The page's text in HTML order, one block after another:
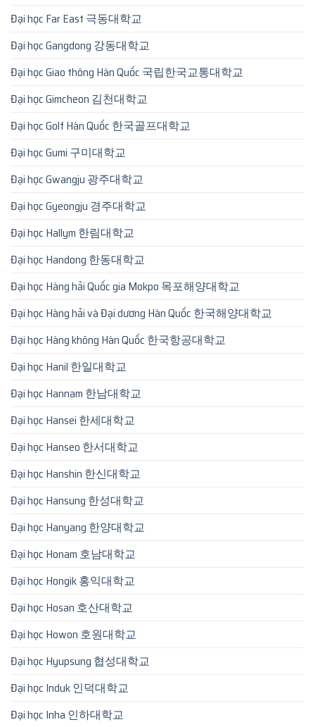
Đại học Far East 극동대학교
Đại học Gangdong 강동대학교
Đại học Giao thông Hàn Quốc 국립한국교통대학교
Đại học Gimcheon 김천대학교
Đại học Golf Hàn Quốc 한국골프대학교
Đại học Gumi 구미대학교
Đại học Gwangju 광주대학교
Đại học Gyeongju 경주대학교
Đại học Hallym 한림대학교
Đại học Handong 한동대학교
Đại học Hàng hải Quốc gia Mokpo 목포해양대학교
Đại học Hàng hải và Đại dương Hàn Quốc 한국해양대학교
Đại học Hàng không Hàn Quốc 한국항공대학교
Đại học Hanil 한일대학교
Đại học Hannam 한남대학교
Đại học Hansei 한세대학교
Đại học Hanseo 한서대학교
Đại học Hanshin 한신대학교
Đại học Hansung 한성대학교
Đại học Hanyang 한양대학교
Đại học Honam 호남대학교
Đại học Hongik 홍익대학교
Đại học Hosan 호산대학교
Đại học Howon 호원대학교
Đại học Hyupsung 협성대학교
Đại học Induk 인덕대학교
Đại học Inha 인하대학교